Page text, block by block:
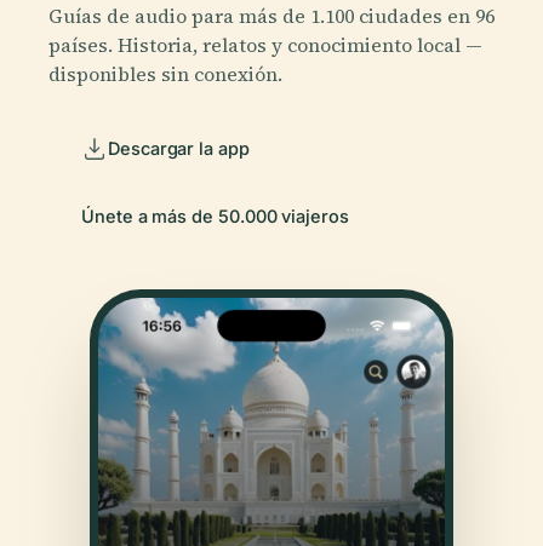
Guías de audio para más de 1.100 ciudades en 96
países. Historia, relatos y conocimiento local —
disponibles sin conexión.
Descargar la app
Únete a más de 50.000 viajeros